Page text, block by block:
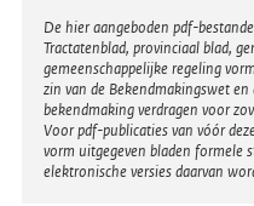
Disclaimer
De hier aangeboden pdf-
Tractatenblad, provinciaal blad,
gemeenschappelijke regeling
zin van de Bekendmakingswet
bekendmaking verdragen voor
Voor pdf-publicaties van vóór
vorm uitgegeven bladen formele
elektronische versies daarvan